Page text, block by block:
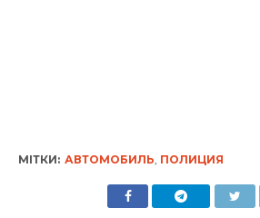
МІТКИ: АВТОМОБИЛЬ, ПОЛИЦИЯ